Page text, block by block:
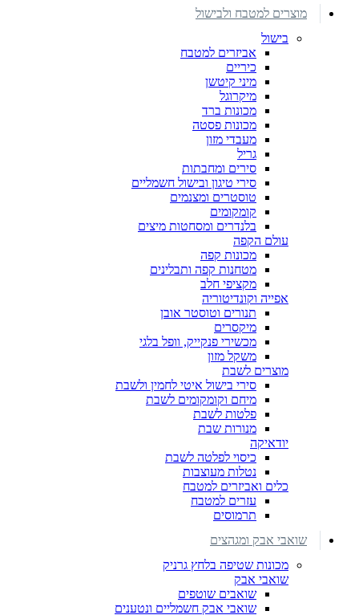
מוצרים למטבח ולבישול
בישול
אביזרים למטבח
כיריים
מיני קיטשן
מיקרוגל
מכונות ברד
מכונות פסטה
מעבדי מזון
גריל
סירים ומחבתות
סירי טיגון ובישול חשמליים
טוסטרים ומצנמים
קומקומים
בלנדרים ומסחטות מיצים
עולם הקפה
מכונות קפה
מטחנות קפה ותבלינים
מקציפי חלב
אפייה וקונדיטוריה
תנורים וטוסטר אובן
מיקסרים
מכשירי פנקייק, וופל בלגי
משקל מזון
מוצרים לשבת
סירי בישול איטי לחמין ולשבת
מיחם וקומקומים לשבת
פלטות לשבת
מנורות שבת
יודאיקה
כיסוי לפלטה לשבת
נטלות מעוצבות
כלים ואביזרים למטבח
עזרים למטבח
תרמוסים
שואבי אבק ומגהצים
מכונות שטיפה בלחץ גרניק
שואבי אבק
שואבים שוטפים
שואבי אבק חשמליים ונטענים